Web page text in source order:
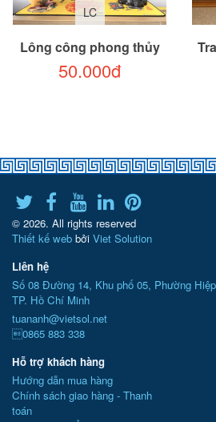
LC
Lông công phong thủy
50.000đ
© 2026. All rights reserved
Thiết kế web bởi Viet Solution
Liên hệ
Số 08 Đường 14, Khu phố 05, Phường
TP. Hồ Chí Minh
tuananh@vietsol.net
0865 883 338
Hỗ trợ khách hàng
Hướng dẫn mua hàng
Chính sách giao hàng - Thanh
toán